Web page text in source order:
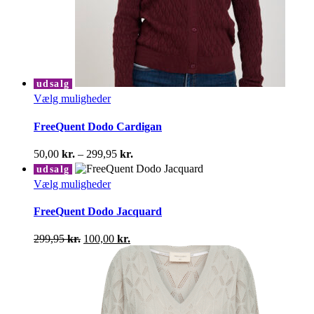
udsalg
Vælg mulighederDette
har
flere
varianter.
Mulighederne
kan
vælges
varesiden
FreeQuent Dodo Cardigan
50,00 kr. – 299,95 kr.
50,00 kr.
udsalg
Vælg mulighederDette
har
varianter.
Mulighederne
kan
vælges
på
varesiden
FreeQuent Dodo Jacquard
299,95kr. Den
oprindelige
299,95 kr..
100,00 kr.
aktuelle
pris
er:
100,00 kr..